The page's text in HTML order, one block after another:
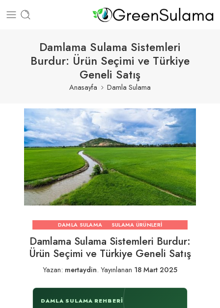
Damlama Sulama Sistemleri
Burdur: Ürün Seçimi ve Türkiye
Geneli Satış
Anasayfa Damla Sulama
DAMLA SULAMA SULAMA ÜRÜNLERI
Damlama Sulama Sistemleri Burdur:
Ürün Seçimi ve Türkiye Geneli Satış
Yazan: mertaydin. Yayınlanan 18 Mart 2025
DAMLA SULAMA REHBERI